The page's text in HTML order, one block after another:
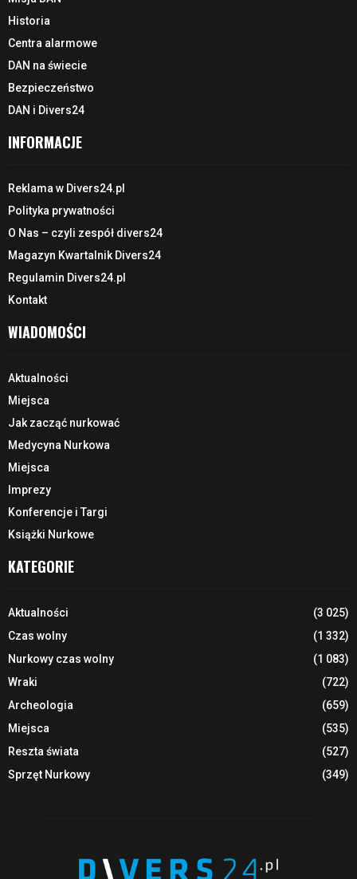
Historia
Centra alarmowe
DAN na świecie
Bezpieczeństwo
DAN i Divers24
INFORMACJE
Reklama w Divers24.pl
Polityka prywatności
O Nas – czyli zespół divers24
Magazyn Kwartalnik Divers24
Regulamin Divers24.pl
Kontakt
WIADOMOŚCI
Aktualności
Miejsca
Jak zacząć nurkować
Medycyna Nurkowa
Miejsca
Imprezy
Konferencje i Targi
Książki Nurkowe
KATEGORIE
Aktualności
(3 025)
Czas wolny
(1 332)
Nurkowy czas wolny
(1 083)
Wraki
(722)
Archeologia
(659)
Miejsca
(535)
Reszta świata
(527)
Sprzęt Nurkowy
(349)